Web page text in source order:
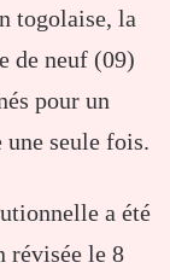
togolaise, la
de neuf (09)
pour un
seule fois.
a été
révisée le 8